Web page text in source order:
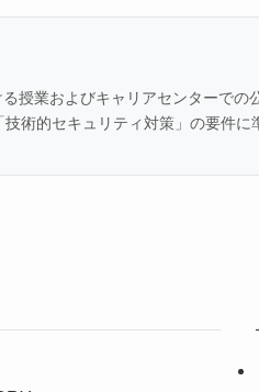
業およびキャリアセンターで
技術的セキュリティ対策」の要件に